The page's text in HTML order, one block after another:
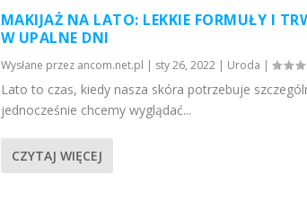
MAKIJAŻ NA LATO: LEKKIE FORMUŁY I
W UPALNE DNI
Wysłane przez ancom.net.pl | sty 26, 2022| Uroda |
Lato to czas, kiedy nasza skóra potrzebuje
jednocześnie chcemy wyglądać...
CZYTAJ WIĘCEJ